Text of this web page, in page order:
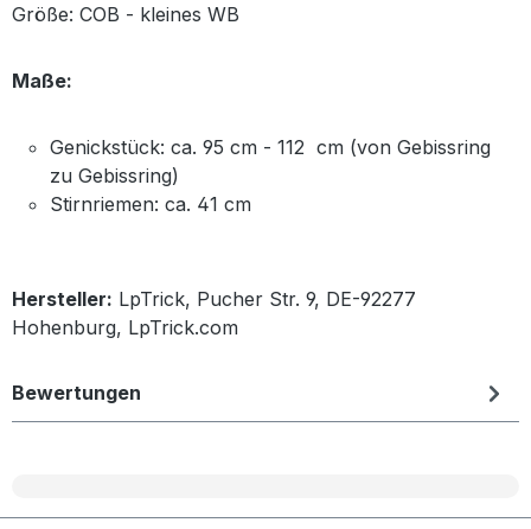
Größe: COB - kleines WB
Maße:
Genickstück: ca. 95 cm - 112 cm (von Gebissring
zu Gebissring)
Stirnriemen: ca. 41 cm
Hersteller: LpTrick, Pucher Str. 9, DE-92277
Hohenburg, LpTrick.com
Bewertungen